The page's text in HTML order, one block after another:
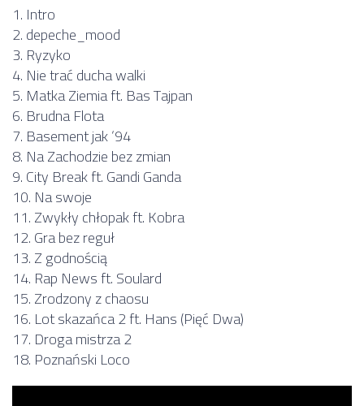
1. Intro
2. depeche_mood
3. Ryzyko
4. Nie trać ducha walki
5. Matka Ziemia ft. Bas Tajpan
6. Brudna Flota
7. Basement jak ‘94
8. Na Zachodzie bez zmian
9. City Break ft. Gandi Ganda
10. Na swoje
11. Zwykły chłopak ft. Kobra
12. Gra bez reguł
13. Z godnością
14. Rap News ft. Soulard
15. Zrodzony z chaosu
16. Lot skazańca 2 ft. Hans (Pięć Dwa)
17. Droga mistrza 2
18. Poznański Loco